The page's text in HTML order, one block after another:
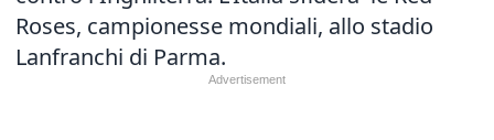
Roses, campionesse mondiali, allo stadio
Lanfranchi di Parma.